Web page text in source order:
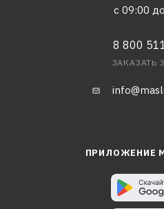
с 09:00
8 800
ЗАКАЗАТЬ
ПРИЛОЖЕНИЕ